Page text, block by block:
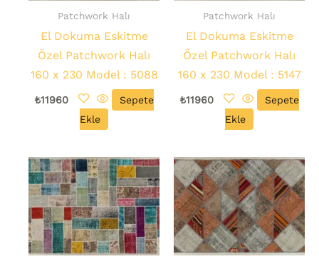
Patchwork Halı
El Dokuma Eskitme
Özel Patchwork Halı
160 x 230 Model : 5088
₺11960
Sepete
Ekle
Patchwork Halı
El Dokuma Eskitme
Özel Patchwork Halı
160 x 230 Model : 5147
₺11960
Sepete
Ekle